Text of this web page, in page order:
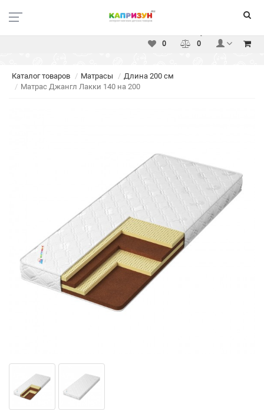
0
0
Каталог товаров Матрасы
Длина 200 см
Матрас Джангл Лакки 140 на 200